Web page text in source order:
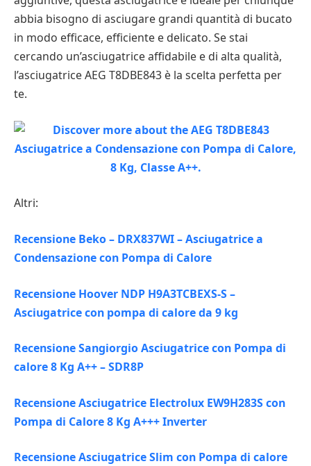
abbia bisogno di asciugare grandi quantità di bucato
in modo efficace, efficiente e delicato. Se stai
cercando un’asciugatrice affidabile e di alta qualità,
l’asciugatrice AEG T8DBE843 è la scelta perfetta per
te.
Altri:
Recensione Beko – DRX837WI – Asciugatrice a
Condensazione con Pompa di Calore
Recensione Hoover NDP H9A3TCBEXS-S –
Asciugatrice con pompa di calore da 9 kg
Recensione Sangiorgio Asciugatrice con Pompa di
calore 8 Kg A++ – SDR8P
Recensione Asciugatrice Electrolux EW9H283S con
Pompa di Calore 8 Kg A+++ Inverter
Recensione Asciugatrice Slim con Pompa di calore